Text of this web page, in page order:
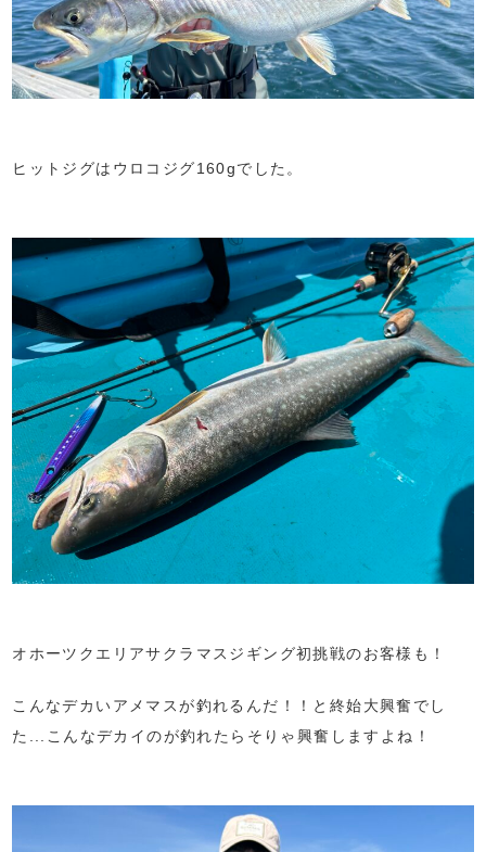
ヒットジグはウロコジグ160gでした。
オホーツクエリアサクラマスジギング初挑戦のお客様も！
こんなデカいアメマスが釣れるんだ！！と終始大興奮でし
た...こんなデカイのが釣れたらそりゃ興奮しますよね！